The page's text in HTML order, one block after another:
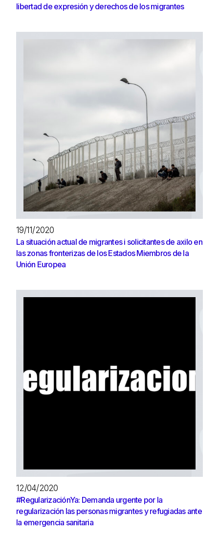
libertad de expresión y derechos de los migrantes
19/11/2020
La situación actual de migrantes i solicitantes de axilo en
las zonas fronterizas de los Estados Miembros de la
Unión Europea
12/04/2020
#RegularizaciónYa: Demanda urgente por la
regularización las personas migrantes y refugiadas ante
la emergencia sanitaria